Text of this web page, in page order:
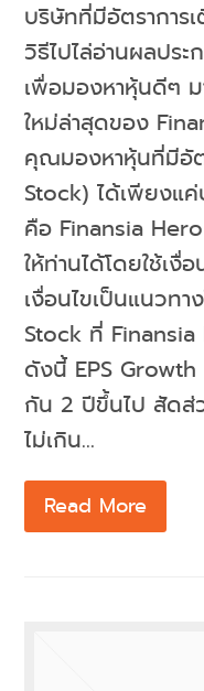
บริษัทที่มีอัตราการ
วิธีไปไล่อ่านผลปร
เพื่อมองหาหุ้นดีๆ
ใหม่ล่าสุดของ
คุณมองหาหุ้นที่มีอัต
Stock) ได้เพียงแ
คือ Finansia
ให้ท่านได้โดยใช้เงื่
เงื่อนไขเป็นแนวท
Stock ที่
ดังนี้ EPS
กัน 2 ปีขึ้นไป สัดส่
ไม่เกิน…
Read More